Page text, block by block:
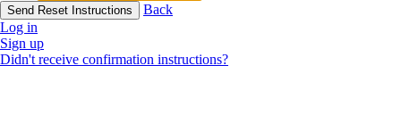
Back
Log in
Sign up
Didn't receive confirmation instructions?